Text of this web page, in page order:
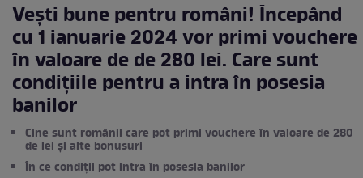
Vești bune pentru români! Începând
cu 1 ianuarie 2024 vor primi vouchere
în valoare de de 280 lei. Care sunt
condițiile pentru a intra în posesia
banilor
Cine sunt românii care pot primi vouchere în valoare de 280
de lei şi alte bonusuri
În ce condiții pot intra în posesia banilor